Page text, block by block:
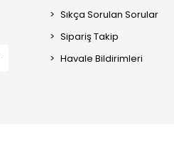
Sıkça Sorulan Sorular
Sipariş Takip
Havale Bildirimleri